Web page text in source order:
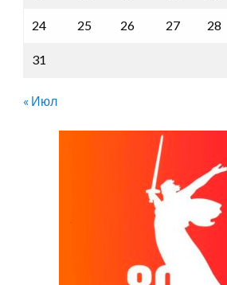
24 25 26 27 28
31
« Июл